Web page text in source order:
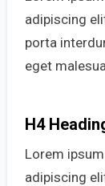
adipiscing
porta
eget
H4
Lorem
adipiscing